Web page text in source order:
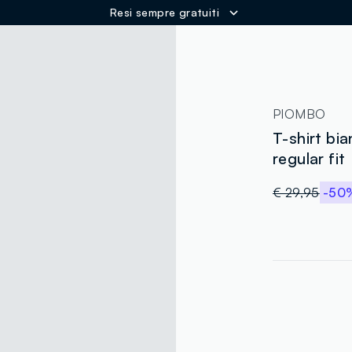
Resi sempre gratuiti
PIOMBO
T-shirt
regular fit
€ 29,95 -